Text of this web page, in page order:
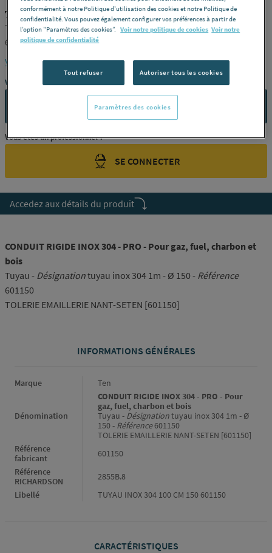
TEN 601150
Tuyau -Désignationtuyau inox 304 1m - Ø 150 -Référence
601150
Voir la description complète
Vous avez un projet ?
CONTACTEZ-NOUS
Vous êtes un professionnel ?
SE CONNECTER
Accedez aux détails du produit
CONDUIT RIGIDE INOX 304 - PRO - Pour gaz, fuel, charbon et
bois
Tuyau - Désignationtuyau inox 304 1m - Ø 150 - Référence
601150
TOLERIE EMAILLERIE NANT-SETEN [601150]
INFORMATIONS GÉNÉRALES
Informations générales
Marque Ten
Dénomination
CONDUIT RIGIDE INOX 304 - PRO - Pour
gaz, fuel, charbon et bois
Tuyau - Désignationtuyau inox 304 1m - Ø
150 - Référence601150
TOLERIE EMAILLERIE NANT-SETEN [601150]
Référence
fabricant
601150
Référence
RICHARDSON
2855B.8
Libellé
TUYAU INOX 304 100 CM 150 601150
CARACTÉRISTIQUES
conformément à notre Politique d'utilisation des cookies et notre Politique de
confidentialité. Vous pouvez également configurer vos préférences à partir de
l’option "Paramètres des cookies”. Voir notre politique de cookies Voir notre
politique de confidentialité
Tout refuser Autoriser tous les cookies
Paramètres des cookies